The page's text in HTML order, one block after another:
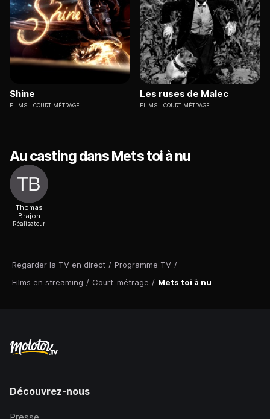
Regarder la TV en direct / Programme TV /
Films en streaming / Court-métrage / Mets toi à nu
Shine
FILMS COURT-MÉTRAGE
Les ruses de Malec
FILMS COURT-MÉTRAGE
Au casting dans Mets toi à nu
Thomas
Brajon
Réalisateur
Découvrez-nous